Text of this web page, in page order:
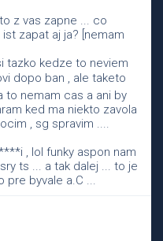
z vas zapne ... co
zapat aj ja? [nemam
tazko kedze to neviem
dopo ban , ale taketo
to nemam cas a ani by
ked ma niekto zavola
, sg spravim ....
, lol funky aspon nam
ts ... a tak dalej ... to je
pre byvale a.C ...